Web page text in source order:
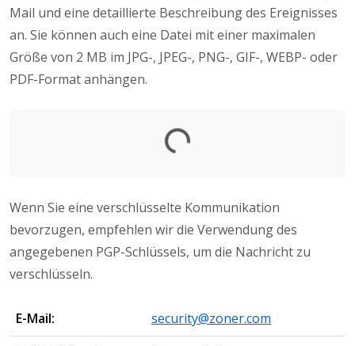
Mail und eine detaillierte Beschreibung des Ereignisses
an. Sie können auch eine Datei mit einer maximalen
Größe von 2 MB im JPG-, JPEG-, PNG-, GIF-, WEBP- oder
PDF-Format anhängen.
Wird geladen...
Wenn Sie eine verschlüsselte Kommunikation
bevorzugen, empfehlen wir die Verwendung des
angegebenen PGP-Schlüssels, um die Nachricht zu
verschlüsseln.
E-Mail: security@zoner.com